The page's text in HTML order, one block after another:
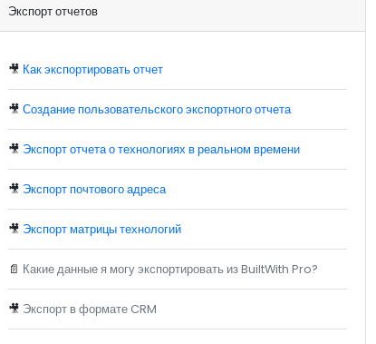
Экспорт отчетов
🎥 Как экспортировать отчет
🎥Создание пользовательского экспортного отчета
🎥 Экспорт отчета о технологиях в реальном времени
🎥 Экспорт почтового адреса
🎥 Экспорт матрицы технологий
📄 Какие данные я могу экспортировать из BuiltWith Pro?
🎥 Экспорт в формате CRM